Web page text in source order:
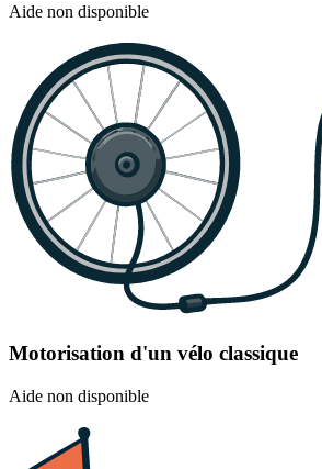
Aide non disponible
Motorisation d'un vélo classique
Aide non disponible